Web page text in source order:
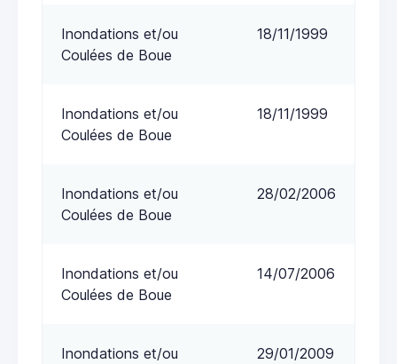
Inondations et/ou
Coulées de Boue
18/11/1999
Inondations et/ou
Coulées de Boue
18/11/1999
Inondations et/ou
Coulées de Boue
28/02/2006
Inondations et/ou
Coulées de Boue
14/07/2006
Inondations et/ou
29/01/2009